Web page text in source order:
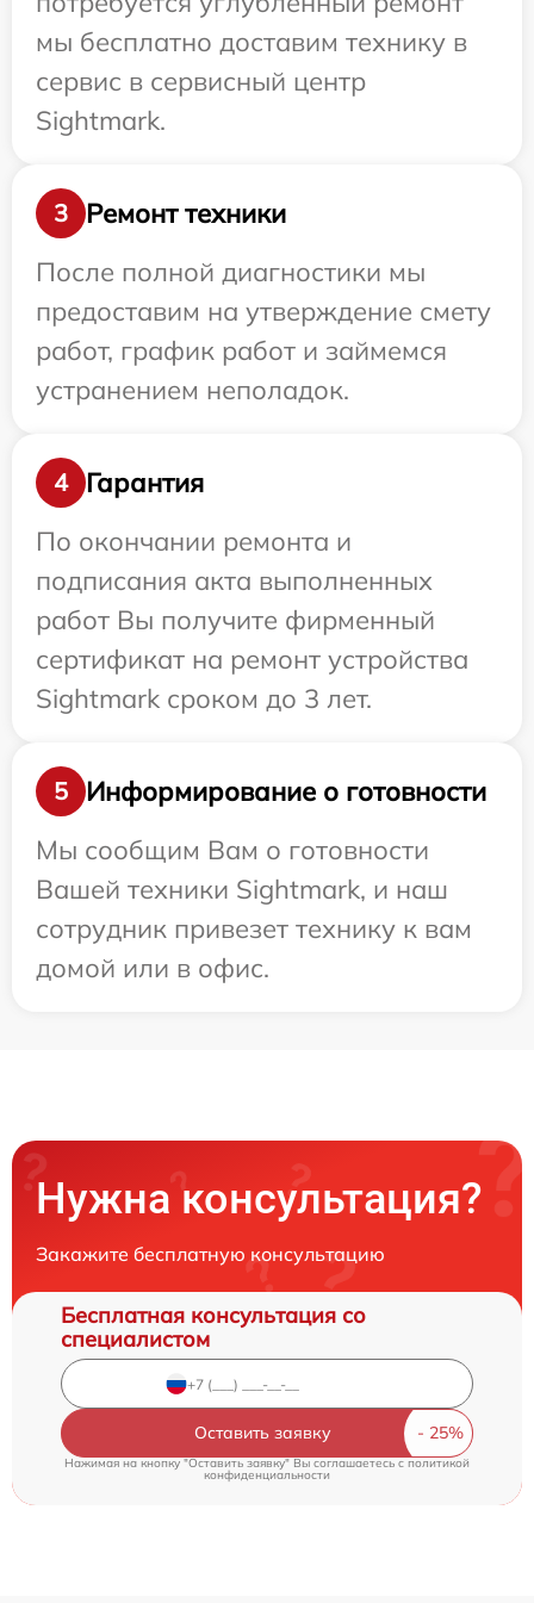
мы бесплатно доставим технику в
сервис в сервисный центр
Sightmark.
3
Ремонт техники
После полной диагностики мы
предоставим на утверждение смету
работ, график работ и займемся
устранением неполадок.
4
Гарантия
По окончании ремонта и
подписания акта выполненных
работ Вы получите фирменный
сертификат на ремонт устройства
Sightmark сроком до 3 лет.
5
Информирование о готовности
Мы сообщим Вам о готовности
Вашей техники Sightmark, и наш
сотрудник привезет технику к вам
домой или в офис.
Нужна консультация?
Закажите бесплатную консультацию
Бесплатная консультация со
специалистом
Оставить заявку
Нажимая на кнопку "Оставить заявку" Вы соглашаетесь cполитикой
конфиденциальности